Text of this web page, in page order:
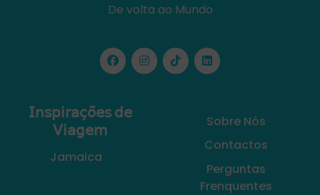
De volta ao Mundo
𝖨𝗇𝗌𝗉𝗂𝗋𝖺𝖼̧𝗈̃𝖾𝗌 𝖽𝖾
𝖵𝗂𝖺𝗀𝖾𝗆
Jamaica
Sobre Nós
Contactos
Perguntas
Frenquentes